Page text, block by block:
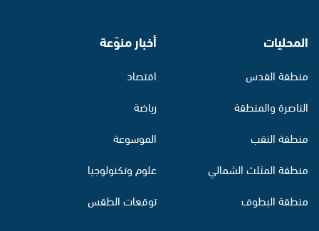
المحليات
منطقة القدس
الناصرة والمنطقة
منطقة النقب
منطقة المثلث الشمالي
منطقة البطوف
أخبار منوّعة
اقتصاد
رياضة
الموسوعة
علوم وتكنولوجيا
توقعات الطقس